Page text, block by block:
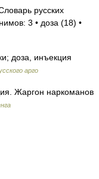
русских
3 • доза (18) •
доза, инъекция
арго
Жаргон наркоманов